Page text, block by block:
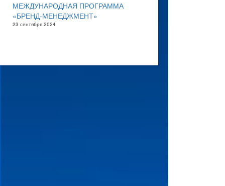
МЕЖДУНАРОДНАЯ ПРОГРАММА
«БРЕНД-МЕНЕДЖМЕНТ»
23 сентября 2024